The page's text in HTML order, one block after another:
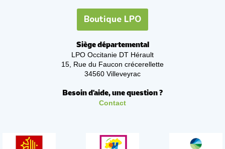
Boutique LPO
Siège départemental
LPO Occitanie DT Hérault
15, Rue du Faucon crécerellette
34560 Villeveyrac
Besoin d'aide, une question ?
Contact